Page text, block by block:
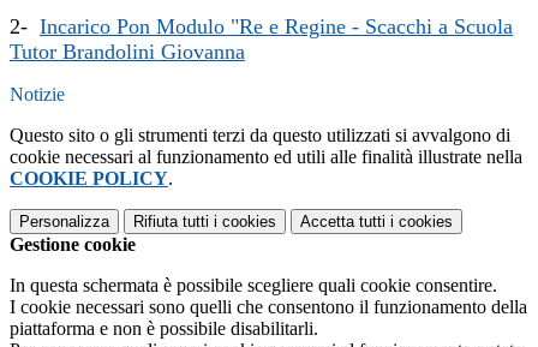
2- Incarico Pon Modulo "Re e Regine - Scacchi a Scuola
Tutor Brandolini Giovanna
Notizie
Questo sito o gli strumenti terzi da questo utilizzati si avvalgono di
cookie necessari al funzionamento ed utili alle finalità illustrate nella
COOKIE POLICY.
Personalizza Rifiuta tutti i cookies Accetta tutti i cookies
Gestione cookie
In questa schermata è possibile scegliere quali cookie consentire.
I cookie necessari sono quelli che consentono il funzionamento della
piattaforma e non è possibile disabilitarli.